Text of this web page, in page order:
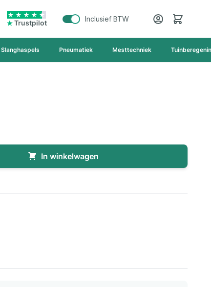
Trustpilot
Inclusief BTW Cart
Slanghaspels Pneumatiek Mesttechniek
In winkelwagen